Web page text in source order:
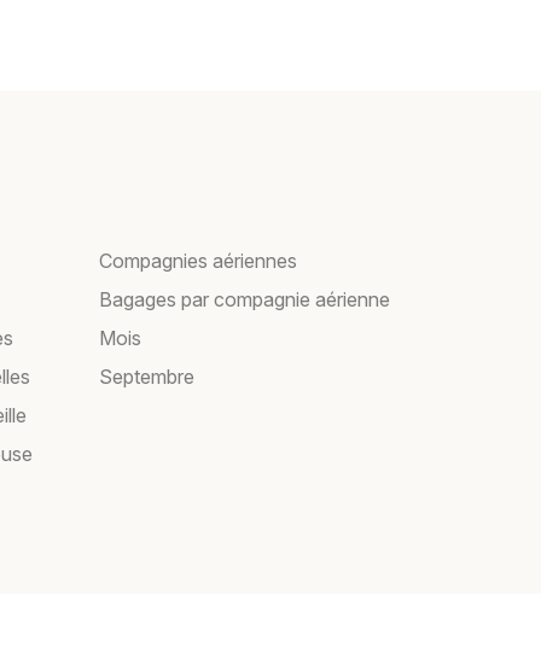
Compagnies aériennes
Bagages par compagnie aérienne
Mois
Septembre